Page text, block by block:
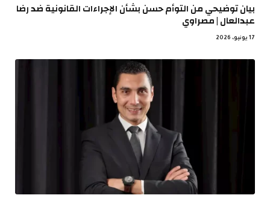
بيان توضيحي من التوأم حسن بشأن الإجراءات القانونية ضد رضا
عبدالعال | مصراوي
17 يونيو، 2026